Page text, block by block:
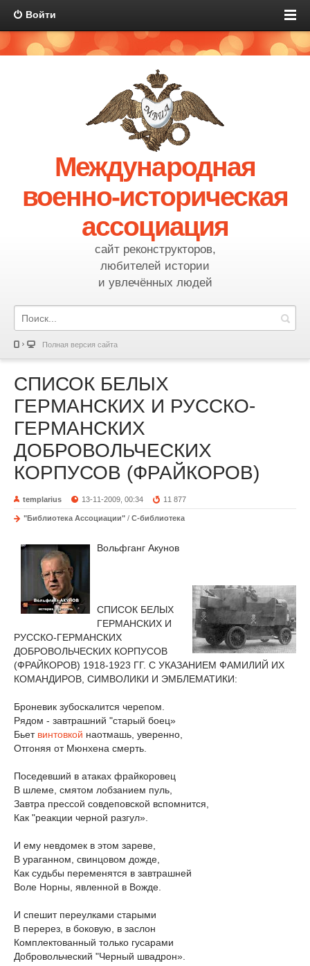
Войти
Международная
военно-историческая
ассоциация
сайт реконструкторов,
любителей истории
и увлечённых людей
Полная версия сайта
СПИСОК БЕЛЫХ
ГЕРМАНСКИХ И РУССКО-
ГЕРМАНСКИХ
ДОБРОВОЛЬЧЕСКИХ
КОРПУСОВ (ФРАЙКОРОВ)
templarius 13-11-2009, 00:34 11 877
"Библиотека Ассоциации" / С-библиотека
Вольфганг Акунов
СПИСОК БЕЛЫХ
ГЕРМАНСКИХ И
РУССКО-ГЕРМАНСКИХ
ДОБРОВОЛЬЧЕСКИХ КОРПУСОВ
(ФРАЙКОРОВ) 1918-1923 ГГ. С УКАЗАНИЕМ ФАМИЛИЙ ИХ
КОМАНДИРОВ, СИМВОЛИКИ И ЭМБЛЕМАТИКИ:
Броневик зубоскалится черепом.
Рядом - завтрашний "старый боец»
Бьет винтовкой наотмашь, уверенно,
Отгоняя от Мюнхена смерть.
Поседевший в атаках фрайкоровец
В шлеме, смятом лобзанием пуль,
Завтра прессой совдеповской вспомнится,
Как "реакции черной разгул».
И ему невдомек в этом зареве,
В ураганном, свинцовом дожде,
Как судьбы переменятся в завтрашней
Воле Норны, явленной в Вожде.
И спешит переулками старыми
В перерез, в боковую, в заслон
Комплектованный только гусарами
Добровольческий "Черный швадрон».